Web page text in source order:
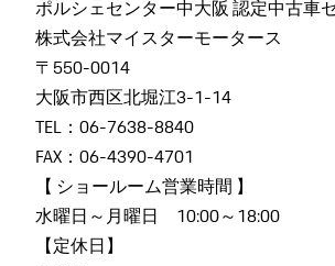
ポルシェセンター中大阪 認定中古車
株式会社マイスターモータース
〒550-0014
大阪市西区北堀江3-1-14
TEL：06-7638-8840
FAX：06-4390-4701
【 ショールーム営業時間 】
水曜日～月曜日 10:00～18:00
【定休日】